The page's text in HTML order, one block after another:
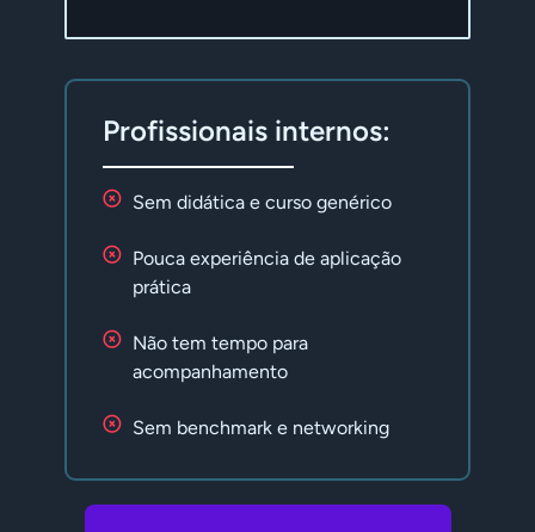
Profissionais internos:
Sem didática e curso genérico
Pouca experiência de aplicação
prática
Não tem tempo para
acompanhamento
Sem benchmark e networking